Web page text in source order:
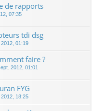
de rapports
07:35
tdi dsg
01:19
faire ?
2012, 01:01
FYG
18:25